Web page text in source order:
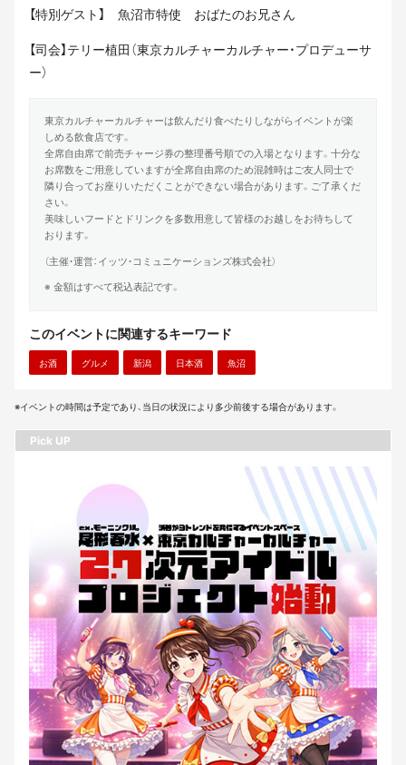
【特別ゲスト】 魚沼市特使 おばたのお兄さん
【司会】テリー植田（東京カルチャーカルチャー・プロデューサ
ー）
東京カルチャーカルチャーは飲んだり食べたりしながらイベントが楽
しめる飲食店です。
全席自由席で前売チャージ券の整理番号順での入場となります。十分な
お席数をご用意していますが全席自由席のため混雑時はご友人同士で
隣り合ってお座りいただくことができない場合があります。ご了承くだ
さい。
美味しいフードとドリンクを多数用意して皆様のお越しをお待ちして
おります。
（主催・運営：イッツ・コミュニケーションズ株式会社）
※ 金額はすべて税込表記です。
このイベントに関連するキーワード
お酒 グルメ 新潟 日本酒 魚沼
※イベントの時間は予定であり、当日の状況により多少前後する場合があります。
Pick UP